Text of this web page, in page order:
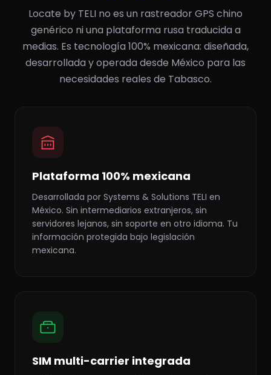
Locate by TELI no es un rastreador GPS chino
genérico ni una plataforma rusa traducida a
medias. Es tecnología 100% mexicana: diseñada,
desarrollada y operada desde México para las
necesidades reales de Tabasco.
Plataforma 100% mexicana
Desarrollada por Systems & Solutions TELI en
México. Sin intermediarios extranjeros, sin
servidores lejanos, sin soporte en otro idioma. Tu
información protegida bajo legislación
mexicana.
SIM multi-carrier integrada